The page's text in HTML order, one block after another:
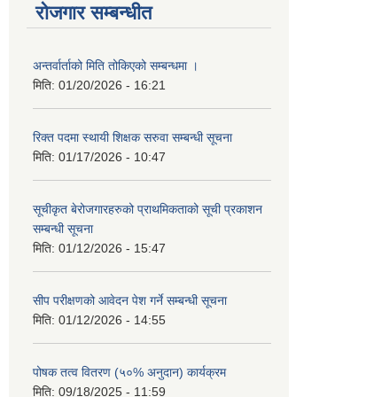
रोजगार सम्बन्धीत
अन्तर्वार्ताको मिति तोकिएको सम्बन्धमा ।
मिति: 01/20/2026 - 16:21
रिक्त पदमा स्थायी शिक्षक सरुवा सम्बन्धी सूचना
मिति: 01/17/2026 - 10:47
सूचीकृत बेरोजगारहरुको प्राथमिकताको सूची प्रकाशन
सम्बन्धी सूचना
मिति: 01/12/2026 - 15:47
सीप परीक्षणको आवेदन पेश गर्ने सम्बन्धी सूचना
मिति: 01/12/2026 - 14:55
पोषक तत्व वितरण (५०% अनुदान) कार्यक्रम
मिति: 09/18/2025 - 11:59